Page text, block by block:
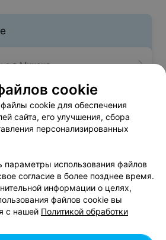
в Минске
в м-р Уручье в Минске
Уручье в Минске
Добавить компанию
cookie
cookie для обеспечения
сайта, его улучшения, сбора
персонализированных
параметры использования файлов
согласие в более позднее время.
информации о целях,
файлов cookie вы
с нашей Политикой обработки